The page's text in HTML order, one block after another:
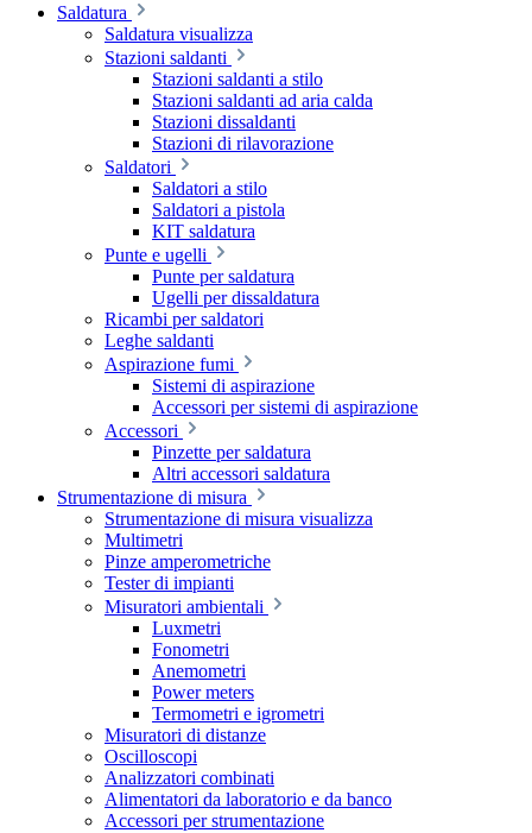
Saldatura
Saldatura visualizza
Stazioni saldanti
Stazioni saldanti a stilo
Stazioni saldanti ad aria calda
Stazioni dissaldanti
Stazioni di rilavorazione
Saldatori
Saldatori a stilo
Saldatori a pistola
KIT saldatura
Punte e ugelli
Punte per saldatura
Ugelli per dissaldatura
Ricambi per saldatori
Leghe saldanti
Aspirazione fumi
Sistemi di aspirazione
Accessori per sistemi di aspirazione
Accessori
Pinzette per saldatura
Altri accessori saldatura
Strumentazione di misura
Strumentazione di misura visualizza
Multimetri
Pinze amperometriche
Tester di impianti
Misuratori ambientali
Luxmetri
Fonometri
Anemometri
Power meters
Termometri e igrometri
Misuratori di distanze
Oscilloscopi
Analizzatori combinati
Alimentatori da laboratorio e da banco
Accessori per strumentazione